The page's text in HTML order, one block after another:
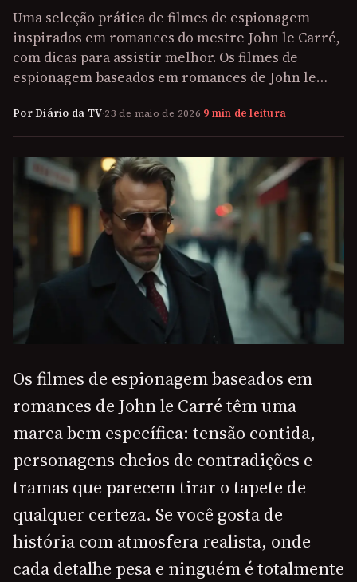
Uma seleção prática de filmes de espionagem
inspirados em romances do mestre John le Carré,
com dicas para assistir melhor. Os filmes de
espionagem baseados em romances de John le…
Por Diário da TV·23 de maio de 2026·9 min de leitura
Os filmes de espionagem baseados em
romances de John le Carré têm uma
marca bem específica: tensão contida,
personagens cheios de contradições e
tramas que parecem tirar o tapete de
qualquer certeza. Se você gosta de
história com atmosfera realista, onde
cada detalhe pesa e ninguém é totalmente